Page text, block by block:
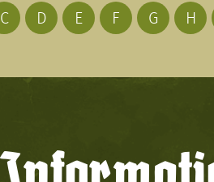
C D E F G H